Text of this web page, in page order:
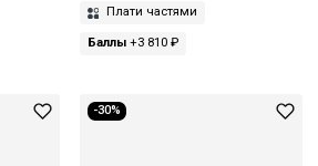
Плати частями
Баллы+3 810 ₽
-30%